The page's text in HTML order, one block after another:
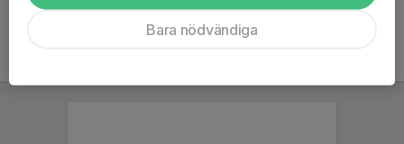
Bara nödvändiga